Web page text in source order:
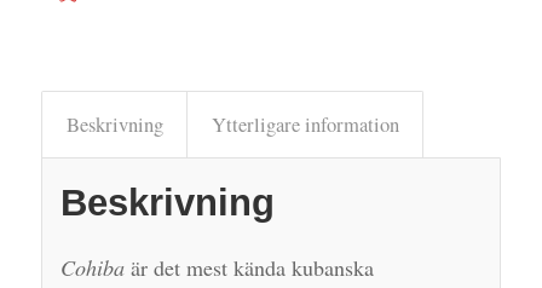
Beskrivning Ytterligare information
Beskrivning
Cohibaär det mest kända kubanska